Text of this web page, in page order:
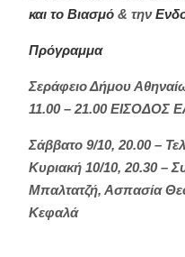
και το Βιασμό& την
Πρόγραμμα
Σεράφειο Δήμου
11.00 – 21.00 ΕΙΣΟΔΟΣ
Σάββατο 9/10, 20.00 –
Κυριακή 10/10, 20.30 –
Μπαλτατζή, Ασπασία
Κεφαλά